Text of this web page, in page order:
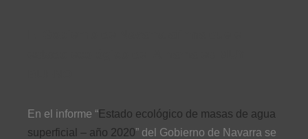
En el informe “Estado ecológico de masas de agua
superficial – año 2020” del Gobierno de Navarra se